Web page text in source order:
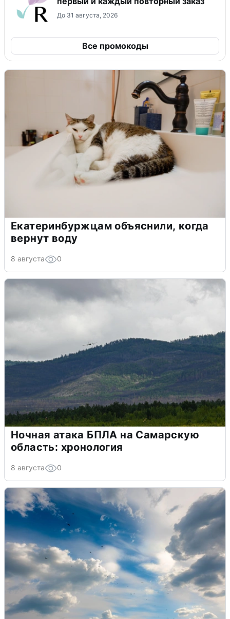
До 31 августа, 2026
Все промокоды
Екатеринбуржцам объяснили, когда
вернут воду
8 августа 0
Ночная атака БПЛА на Самарскую
область: хронология
8 августа 0